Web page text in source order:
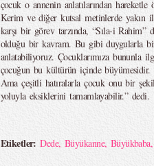
çocuk o annenin anlatılarından
Kerim ve diğer kutsal metinlerde yakın
karşı bir görev tarzında, “Sıla-i
olduğu bir kavram. Bu gibi duygularla
anlatabiliyoruz. Çocuklarımıza
çocuğun bu kültürün içinde
Ama çeşitli hatıralarla çocuk onu bir
yoluyla eksiklerini tamamlayabilir.” dedi.
Etiketler:Dede, Büyükanne, Büyükbaba,